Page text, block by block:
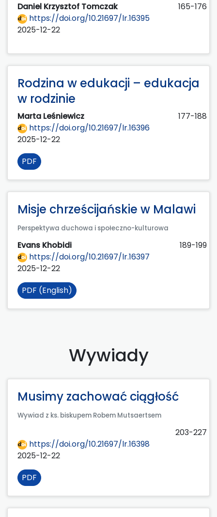
Daniel Krzysztof Tomczak
165-176
https://doi.org/10.21697/lr.16395
2025-12-22
Rodzina w edukacji – edukacja
w rodzinie
Marta Leśniewicz
177-188
https://doi.org/10.21697/lr.16396
2025-12-22
PDF
Misje chrześcijańskie w Malawi
Perspektywa duchowa i społeczno-kulturowa
Evans Khobidi
189-199
https://doi.org/10.21697/lr.16397
2025-12-22
PDF (English)
Wywiady
Musimy zachować ciągłość
Wywiad z ks. biskupem Robem Mutsaertsem
203-227
https://doi.org/10.21697/lr.16398
2025-12-22
PDF